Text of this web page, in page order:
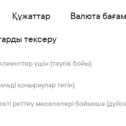
Құжаттар Валюта
тексеру
үшін (тәулік бойы)
қоңыраулар тегін)
реттеу мәселелері бойынша